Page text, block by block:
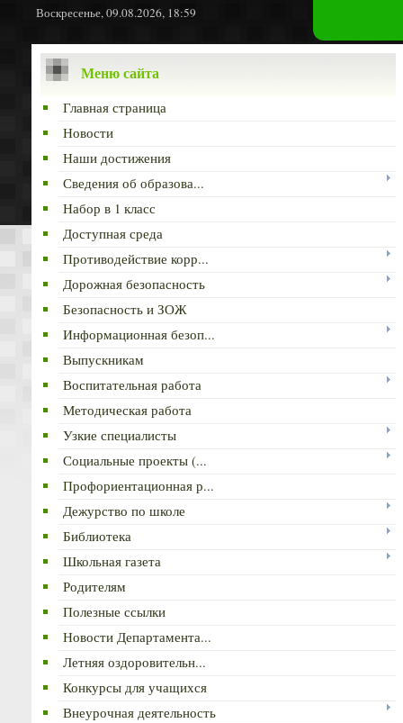
Воскресенье, 09.08.2026, 18:59
Меню сайта
Главная страница
Новости
Наши достижения
Сведения об образова...
Набор в 1 класс
Доступная среда
Противодействие корр...
Дорожная безопасность
Безопасность и ЗОЖ
Информационная безоп...
Выпускникам
Воспитательная работа
Методическая работа
Узкие специалисты
Социальные проекты (...
Профориентационная р...
Дежурство по школе
Библиотека
Школьная газета
Родителям
Полезные ссылки
Новости Департамента...
Летняя оздоровительн...
Конкурсы для учащихся
Внеурочная деятельность